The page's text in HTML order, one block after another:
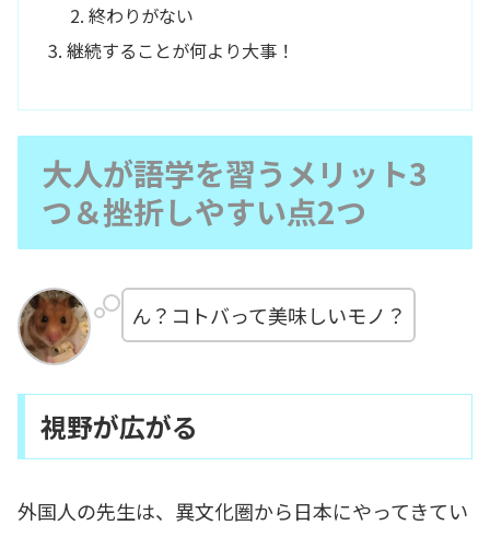
終わりがない
継続することが何より大事！
大人が語学を習うメリット3
つ＆挫折しやすい点2つ
ん？コトバって美味しいモノ？
視野が広がる
外国人の先生は、異文化圏から日本にやってきてい